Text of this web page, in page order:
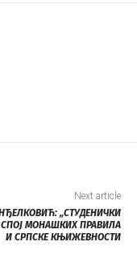
Next article
„СТУДЕНИЧКИ
СПОЈ МОНАШКИХ ПРАВИЛА
И СРПСКЕ КЊИЖЕВНОСТИ